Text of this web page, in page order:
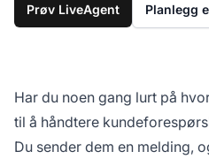
Prøv LiveAgent Planlegg
Har du noen gang lurt på
til å håndtere
Du sender dem en melding,